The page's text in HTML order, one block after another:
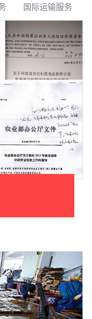
国际运输服务